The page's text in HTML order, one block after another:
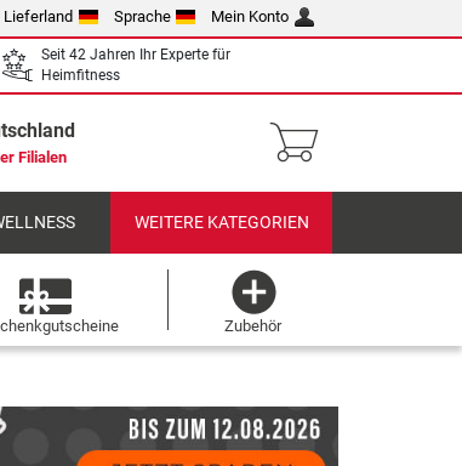
Lieferland Sprache Mein Konto
Seit 42 Jahren Ihr Experte für
Heimfitness
Filialen
WEITERE KATEGORIEN
Zubehör